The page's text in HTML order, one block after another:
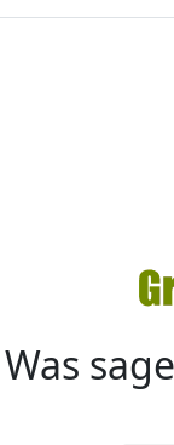
Was